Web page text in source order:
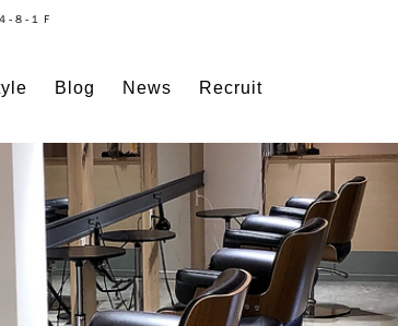
-８-１Ｆ
Blog News Recruit